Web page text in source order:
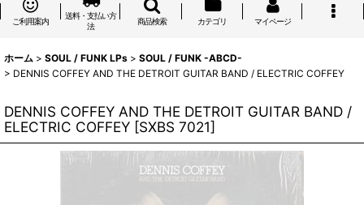
ご利用案内
送料・支払い方
法
商品検索 カテゴリ マイページ
ホーム > SOUL / FUNK LPs > SOUL / FUNK -ABCD-
> DENNIS COFFEY AND THE DETROIT GUITAR BAND / ELECTRIC COFFEY
DENNIS COFFEY AND THE DETROIT GUITAR BAND /
ELECTRIC COFFEY [SXBS 7021]